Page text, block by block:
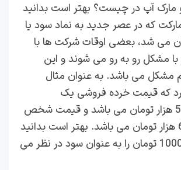
مارک آپ در چیست؟ بهتر است بدانید
که در عصر جدید به نماد سود یا
می شد، بعضی اوقات شرکت ها با
مشکل رو به رو می شوند و این
مشکل می باشد. به عنوان مثال
که قیمت خرده فروشی یک
محصولش 5000 هزار تومان می باشد و قیمت شخص
خریدار آن 6000 هزار تومان می باشد. بهتر است بدانید
که شرکت مبلغ 1000 تومان را به عنوان سود در نظر می